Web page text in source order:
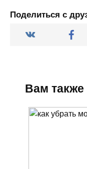
Поделиться с
Вам также